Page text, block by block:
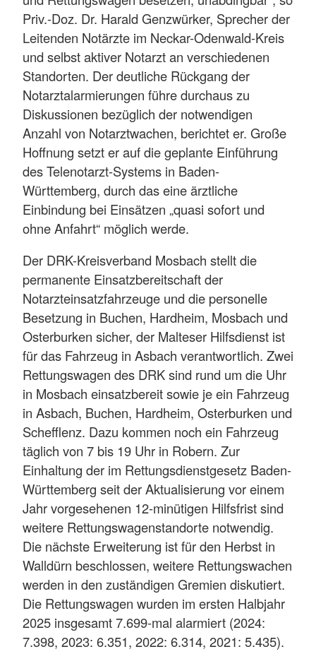
Priv.-Doz. Dr. Harald Genzwürker, Sprecher der
Leitenden Notärzte im Neckar-Odenwald-Kreis
und selbst aktiver Notarzt an verschiedenen
Standorten. Der deutliche Rückgang der
Notarztalarmierungen führe durchaus zu
Diskussionen bezüglich der notwendigen
Anzahl von Notarztwachen, berichtet er. Große
Hoffnung setzt er auf die geplante Einführung
des Telenotarzt-Systems in Baden-
Württemberg, durch das eine ärztliche
Einbindung bei Einsätzen „quasi sofort und
ohne Anfahrt“ möglich werde.
Der DRK-Kreisverband Mosbach stellt die
permanente Einsatzbereitschaft der
Notarzteinsatzfahrzeuge und die personelle
Besetzung in Buchen, Hardheim, Mosbach und
Osterburken sicher, der Malteser Hilfsdienst ist
für das Fahrzeug in Asbach verantwortlich. Zwei
Rettungswagen des DRK sind rund um die Uhr
in Mosbach einsatzbereit sowie je ein Fahrzeug
in Asbach, Buchen, Hardheim, Osterburken und
Schefflenz. Dazu kommen noch ein Fahrzeug
täglich von 7 bis 19 Uhr in Robern. Zur
Einhaltung der im Rettungsdienstgesetz Baden-
Württemberg seit der Aktualisierung vor einem
Jahr vorgesehenen 12-minütigen Hilfsfrist sind
weitere Rettungswagenstandorte notwendig.
Die nächste Erweiterung ist für den Herbst in
Walldürn beschlossen, weitere Rettungswachen
werden in den zuständigen Gremien diskutiert.
Die Rettungswagen wurden im ersten Halbjahr
2025 insgesamt 7.699-mal alarmiert (2024:
7.398, 2023: 6.351, 2022: 6.314, 2021: 5.435).